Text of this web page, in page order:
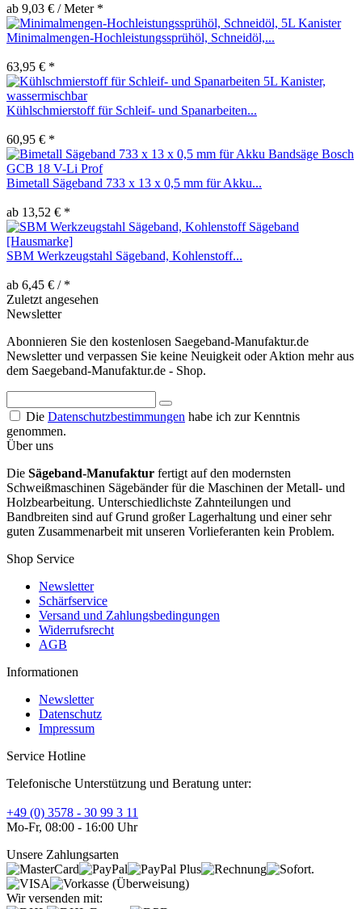
ab 9,03 € / Meter *
Minimalmengen-Hochleistungssprühöl, Schneidöl,...
63,95 € *
Kühlschmierstoff für Schleif- und Spanarbeiten...
60,95 € *
Bimetall Sägeband 733 x 13 x 0,5 mm für Akku...
ab 13,52 € *
SBM Werkzeugstahl Sägeband, Kohlenstoff...
ab 6,45 € / *
Zuletzt angesehen
Newsletter
Abonnieren Sie den kostenlosen Saegeband-Manufaktur.de
Newsletter und verpassen Sie keine Neuigkeit oder Aktion mehr aus
dem Saegeband-Manufaktur.de - Shop.
Die Datenschutzbestimmungen habe ich zur Kenntnis
genommen.
Über uns
Die Sägeband-Manufaktur fertigt auf den modernsten
Schweißmaschinen Sägebänder für die Maschinen der Metall- und
Holzbearbeitung. Unterschiedlichste Zahnteilungen und
Bandbreiten sind auf Grund großer Lagerhaltung und einer sehr
guten Zusammenarbeit mit unseren Vorlieferanten kein Problem.
Shop Service
Newsletter
Schärfservice
Versand und Zahlungsbedingungen
Widerrufsrecht
AGB
Informationen
Newsletter
Datenschutz
Impressum
Service Hotline
Telefonische Unterstützung und Beratung unter:
+49 (0) 3578 - 30 99 3 11
Mo-Fr, 08:00 - 16:00 Uhr
Unsere Zahlungsarten
Wir versenden mit: